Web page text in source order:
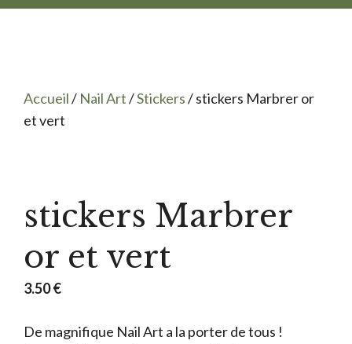
Accueil/ Nail Art/Stickers/ stickers Marbrer or
et vert
stickers Marbrer
or et vert
3.50€
De magnifique Nail Art a la porter de tous !